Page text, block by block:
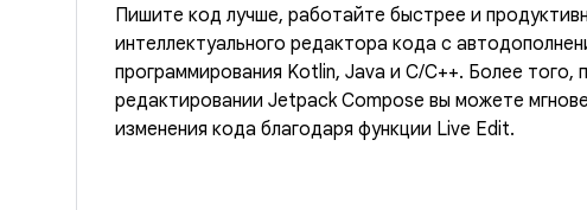
Пишите код лучше, работайте быстрее и
интеллектуального редактора кода с
программирования Kotlin, Java и C/C++. Более того,
редактировании Jetpack Compose вы можете
изменения кода благодаря функции Live Edit.